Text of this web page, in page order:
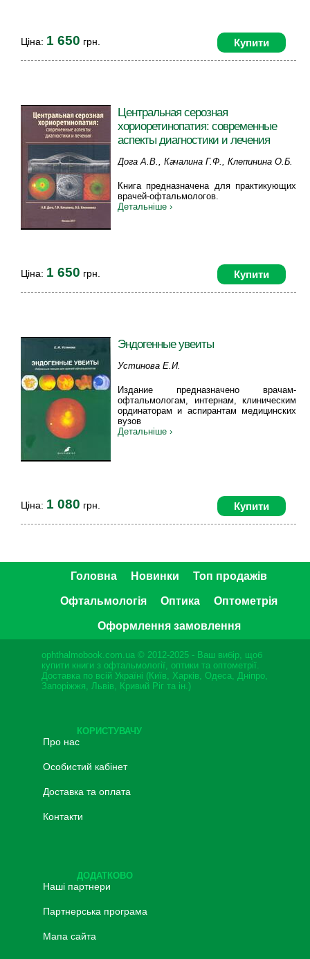
Купити
Ціна: 1 650 грн.
Центральная серозная
хориоретинопатия: современные
аспекты диагностики и лечения
Дога А.В., Качалина Г.Ф., Клепинина О.Б.
Книга предназначена для практикующих
врачей-офтальмологов.
Детальніше ›
Купити
Ціна: 1 650 грн.
Эндогенные увеиты
Устинова Е.И.
Издание предназначено врачам-
офтальмологам, интернам, клиническим
ординаторам и аспирантам медицинских
вузов
Детальніше ›
Купити
Ціна: 1 080 грн.
Головна Новинки Топ продажів
Офтальмологія Оптика Оптометрія
Оформлення замовлення
ophthalmobook.com.ua © 2012-2025 - Ваш вибір, щоб
купити книги з офтальмології, оптики та оптометрії.
Доставка по всій Україні (Київ, Харків, Одеса, Дніпро,
Запоріжжя, Львів, Кривий Ріг та ін.)
КОРИСТУВАЧУ
Про нас
Особистий кабінет
Доставка та оплата
Контакти
ДОДАТКОВО
Наші партнери
Партнерська програма
Мапа сайта